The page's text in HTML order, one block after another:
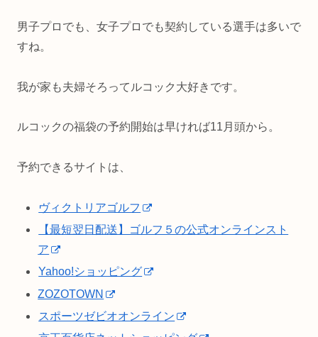
男子プロでも、女子プロでも契約している選手は多いで
すね。
我が家も夫婦そろってルコック大好きです。
ルコックの福袋の予約開始は早ければ11月頭から。
予約できるサイトは、
ヴィクトリアゴルフ
【最短翌日配送】ゴルフ５の公式オンラインスト
ア
Yahoo!ショッピング
ZOZOTOWN
スポーツゼビオオンライン